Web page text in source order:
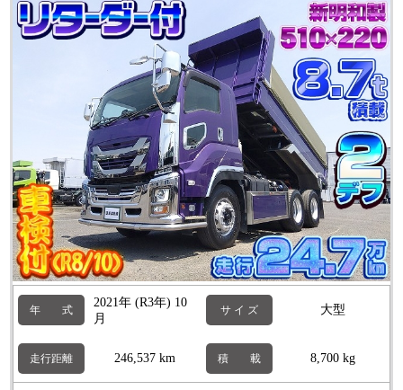
年 式
2021年 (R3年) 10
月
サ イ ズ 大型
走行距離 246,537 km 積 載 8,700 kg